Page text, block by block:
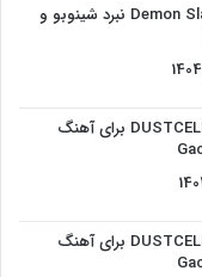
تریلر جدید انیمه Demon Slayer نبرد شینوبو و
موزیک‌ویدیو جدید DUSTCELL برای آهنگ
موزیک‌ویدیو جدید DUSTCELL برای آهنگ